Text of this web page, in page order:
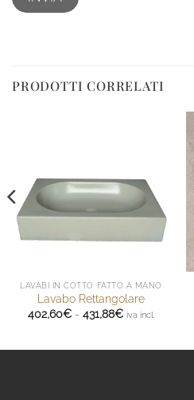
PRODOTTI CORRELATI
LAVABI IN COTTO FATTO A MANO
Lavabo Rettangolare
402,60€ - 431,88€Fascia
402,60€
iva incl.